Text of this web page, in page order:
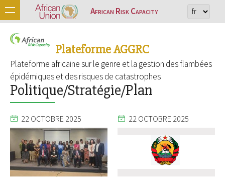
African Risk Capacity
Plateforme AGGRC
Plateforme africaine sur le genre et la gestion des flambées
épidémiques et des risques de catastrophes
Politique/Stratégie/Plan
22 OCTOBRE 2025 22 OCTOBRE 2025